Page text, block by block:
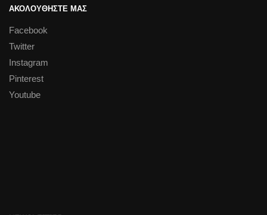
ΑΚΟΛΟΥΘΗΣΤΕ ΜΑΣ
Facebook
Twitter
Instagram
Pinterest
Youtube